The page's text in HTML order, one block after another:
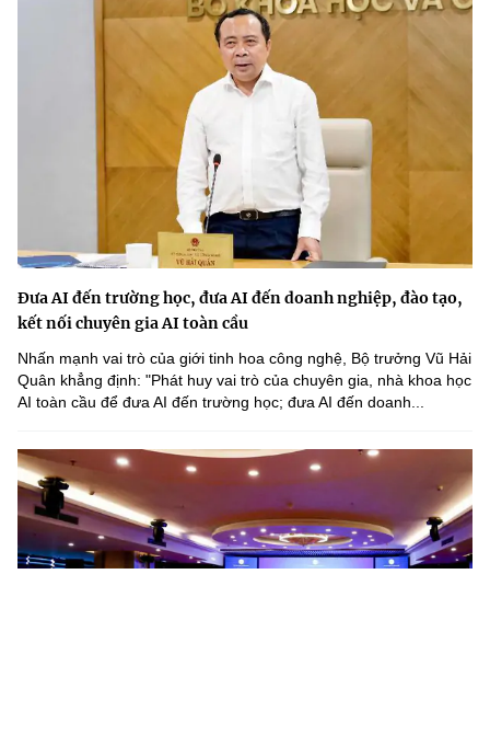
Đưa AI đến trường học, đưa AI đến doanh nghiệp, đào tạo,
kết nối chuyên gia AI toàn cầu
Nhấn mạnh vai trò của giới tinh hoa công nghệ, Bộ trưởng Vũ Hải
Quân khẳng định: "Phát huy vai trò của chuyên gia, nhà khoa học
AI toàn cầu để đưa AI đến trường học; đưa AI đến doanh...